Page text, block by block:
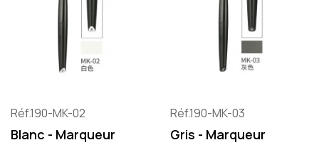
Réf.190-MK-02
Blanc - Marqueur
Réf.190-MK-03
Gris - Marqueur